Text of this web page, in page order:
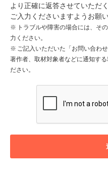
より正確に返答させていただ
ご入力くださいますようお願
トラブルや障害の場合には、そ
力ください。
ご記入いただいた「お問い合わ
著作者、取材対象者などに通知す
ださい。